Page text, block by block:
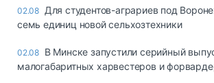
02.08 Для студентов-аграриев под
семь единиц новой сельхозтехники
02.08 В Минске запустили серийный
малогабаритных харвестеров и